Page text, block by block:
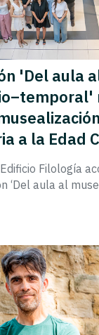
'Del aula
a la Edad
Filología
‘Del aula al